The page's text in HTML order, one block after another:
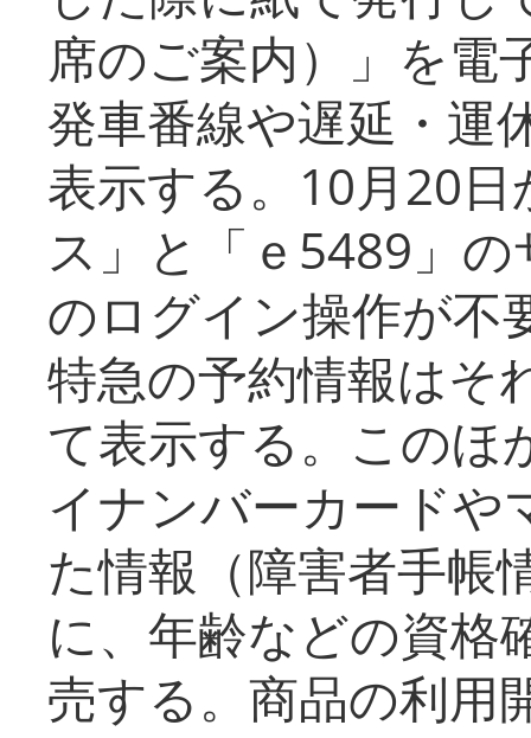
席のご案内）」を電
発車番線や遅延・運
表示する。10月20
ス」と「ｅ5489」
のログイン操作が不
特急の予約情報はそ
て表示する。このほ
イナンバーカードや
た情報（障害者手帳
に、年齢などの資格
売する。商品の利用